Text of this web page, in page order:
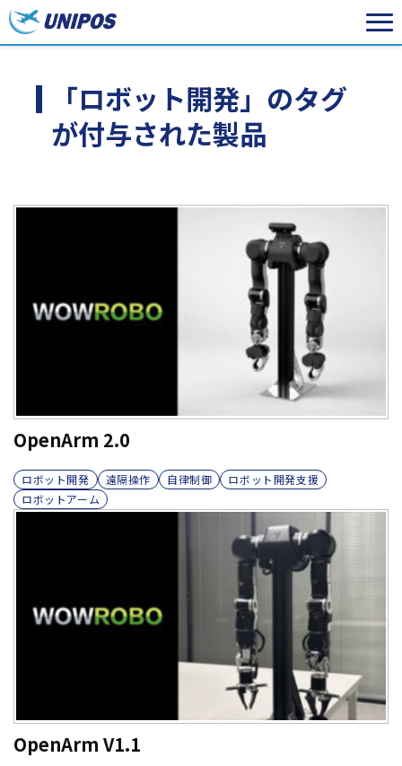
「ロボット開発」のタグ
が付与された製品
OpenArm 2.0
ロボット開発 遠隔操作 自律制御
ロボット開発支援
ロボットアーム
OpenArm V1.1